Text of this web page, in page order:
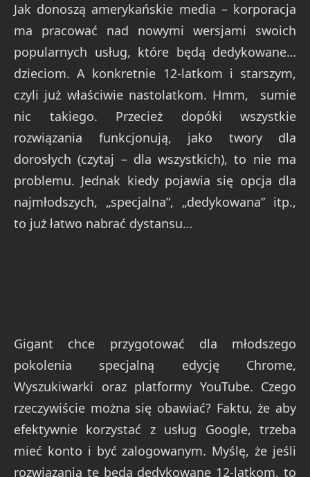
Jak donoszą amerykańskie media – korporacja
ma pracować nad nowymi wersjami swoich
popularnych usług, które będą dedykowane…
dzieciom. A konkretnie 12-latkom i starszym,
czyli już właściwie nastolatkom. Hmm, sumie
nic takiego. Przecież dopóki wszystkie
rozwiązania funkcjonują, jako twory dla
dorosłych (czytaj – dla wszystkich), to nie ma
problemu. Jednak kiedy pojawia się opcja dla
najmłodszych, „specjalna”, „dedykowana” itp.,
to już łatwo nabrać dystansu…
Gigant chce przygotować dla młodszego
pokolenia specjalną edycję Chrome,
Wyszukiwarki oraz platformy YouTube. Czego
rzeczywiście można się obawiać? Faktu, że aby
efektywnie korzystać z usług Google, trzeba
mieć konto i być zalogowanym. Myślę, że jeśli
rozwiązania te będą dedykowane 12-latkom, to